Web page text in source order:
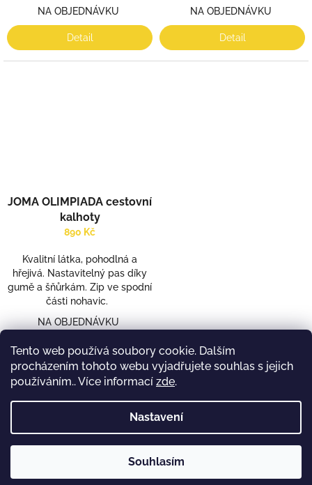
Tento web používá soubory cookie. Dalším
procházením tohoto webu vyjadřujete souhlas s jejich
používáním.. Více informací zde.
Nastavení
Souhlasím
NA OBJEDNÁVKU
Detail
NA OBJEDNÁVKU
Detail
JOMA OLIMPIADA cestovní
kalhoty
890 Kč
Kvalitní látka, pohodlná a
hřejivá. Nastavitelný pas díky
gumě a šňůrkám. Zip ve spodní
části nohavic.
NA OBJEDNÁVKU
Detail
O
v
l
á
d
5položek celkem
Copyright 2026Fanshop Volejbalu Brno
vyhrazena.